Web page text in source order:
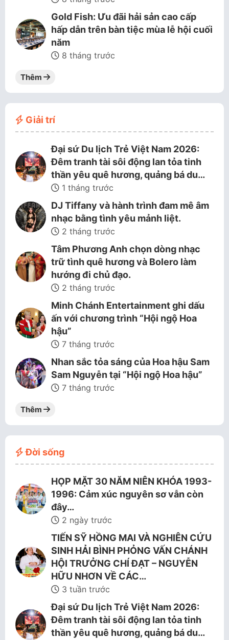
Gold Fish: Ưu đãi hải sản cao cấp
hấp dẫn trên bàn tiệc mùa lễ hội cuối
năm
8 tháng trước
Thêm
Giải trí
Đại sứ Du lịch Trẻ Việt Nam 2026:
Đêm tranh tài sôi động lan tỏa tinh
thần yêu quê hương, quảng bá du…
1 tháng trước
DJ Tiffany và hành trình đam mê âm
nhạc bằng tình yêu mảnh liệt.
2 tháng trước
Tâm Phương Anh chọn dòng nhạc
trữ tình quê hương và Bolero làm
hướng đi chủ đạo.
2 tháng trước
Minh Chánh Entertainment ghi dấu
ấn với chương trình “Hội ngộ Hoa
hậu”
7 tháng trước
Nhan sắc tỏa sáng của Hoa hậu Sam
Sam Nguyễn tại “Hội ngộ Hoa hậu”
7 tháng trước
Thêm
Đời sống
HỌP MẶT 30 NĂM NIÊN KHÓA 1993-
1996: Cảm xúc nguyên sơ vẫn còn
đây…
2 ngày trước
TIẾN SỸ HỒNG MAI VÀ NGHIÊN CỨU
SINH HẢI BÌNH PHỎNG VẤN CHÁNH
HỘI TRƯỞNG CHÍ ĐẠT – NGUYỄN
HỮU NHƠN VỀ CÁC…
3 tuần trước
Đại sứ Du lịch Trẻ Việt Nam 2026:
Đêm tranh tài sôi động lan tỏa tinh
thần yêu quê hương, quảng bá du…